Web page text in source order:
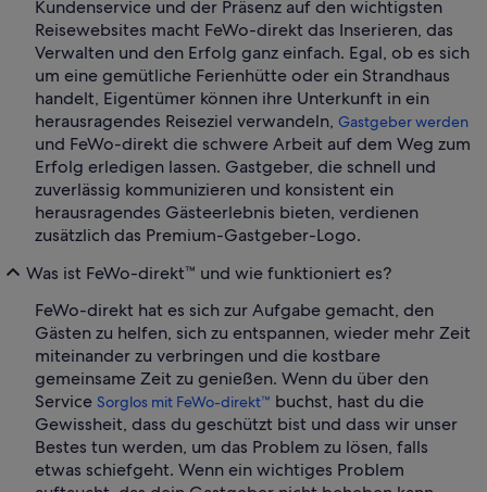
Kundenservice und der Präsenz auf den wichtigsten
Reisewebsites macht FeWo-direkt das Inserieren, das
Verwalten und den Erfolg ganz einfach. Egal, ob es sich
um eine gemütliche Ferienhütte oder ein Strandhaus
handelt, Eigentümer können ihre Unterkunft in ein
herausragendes Reiseziel verwandeln, Gastgeber werden
und FeWo-direkt die schwere Arbeit auf dem Weg zum
Erfolg erledigen lassen. Gastgeber, die schnell und
zuverlässig kommunizieren und konsistent ein
herausragendes Gästeerlebnis bieten, verdienen
zusätzlich das Premium-Gastgeber-Logo.
Was ist FeWo-direkt™ und wie funktioniert es?
FeWo-direkt hat es sich zur Aufgabe gemacht, den
Gästen zu helfen, sich zu entspannen, wieder mehr Zeit
miteinander zu verbringen und die kostbare
gemeinsame Zeit zu genießen. Wenn du über den
Service Sorglos mit FeWo-direkt™ buchst, hast du die
Gewissheit, dass du geschützt bist und dass wir unser
Bestes tun werden, um das Problem zu lösen, falls
etwas schiefgeht. Wenn ein wichtiges Problem